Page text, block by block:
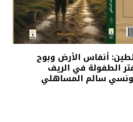
أنفاس الأرض وبوح
الطفولة في الريف
سالم المساهلي